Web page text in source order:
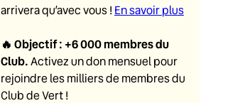
arrivera qu’avec vous ! En savoir plus
🔥 Objectif : +6 000 membres du
Club. Activez un don mensuel pour
rejoindre les milliers de membres du
Club de Vert !